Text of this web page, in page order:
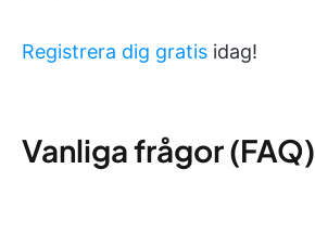
Registrera dig gratis idag!
Vanliga frågor (FAQ)